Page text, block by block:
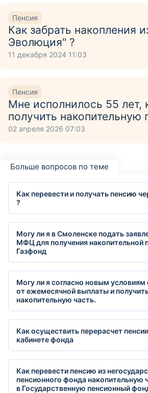
Пенсия
Как забрать накопления
Эволюция" ?
11 декабря 2024 11:03
Пенсия
Мне исполнилось 55 лет,
получить накопительную
02 апреля 2026 07:03
Больше вопросов по теме
Как перевести и получать пенсию
?
Могу ли я в Смоленске подать
МФЦ для получения накопительной
Газфонд
Могу ли я согласно новым условиям
от ежемесячной выплаты и
накопительную часть.
Как осуществить перерасчет
кабинете фонда
Как перевести пенсию из
пенсионного фонда накопительную
в Государственную пенсионный